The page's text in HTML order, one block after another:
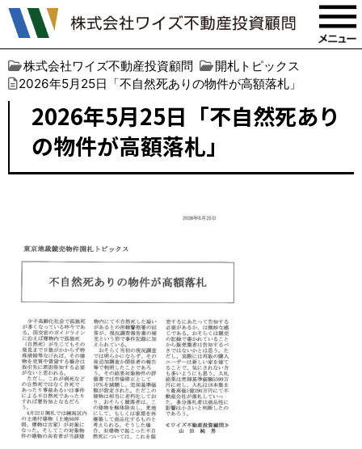
株式会社ワイズ不動産投資顧問
開札トピックス
2026年5月25日「不自然死ありの物件が高額落札」
2026年5月25日「不自然死あり
の物件が高額落札」